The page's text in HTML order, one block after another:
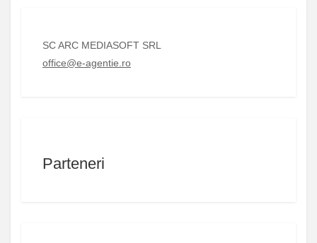
SC ARC MEDIASOFT SRL
office@e-agentie.ro
Parteneri